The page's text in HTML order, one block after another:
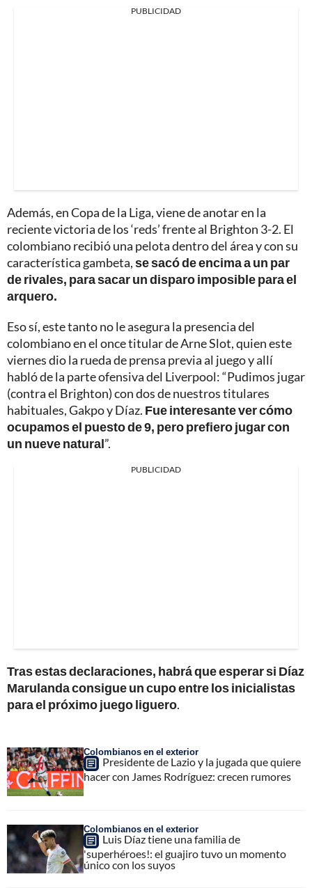
PUBLICIDAD
Además, en Copa de la Liga, viene de anotar en la
reciente victoria de los ‘reds’ frente al Brighton 3-2. El
colombiano recibió una pelota dentro del área y con su
característica gambeta,se sacó de encima a un par
de rivales, para sacar un disparo imposible para el
arquero.
Eso sí, este tanto no le asegura la presencia del
colombiano en el once titular de Arne Slot, quien este
viernes dio la rueda de prensa previa al juego y allí
habló de la parte ofensiva del Liverpool: “Pudimos jugar
(contra el Brighton) con dos de nuestros titulares
habituales, Gakpo y Díaz. Fue interesante ver cómo
ocupamos el puesto de 9, pero prefiero jugar con
un nueve natural”.
PUBLICIDAD
Tras estas declaraciones, habrá que esperar si Díaz
Marulanda consigue un cupo entre los inicialistas
para el próximo juego liguero.
Colombianos en el exterior
Presidente de Lazio y la jugada que quiere
hacer con James Rodríguez: crecen rumores
Colombianos en el exterior
Luis Díaz tiene una familia de
'superhéroes!: el guajiro tuvo un momento
único con los suyos